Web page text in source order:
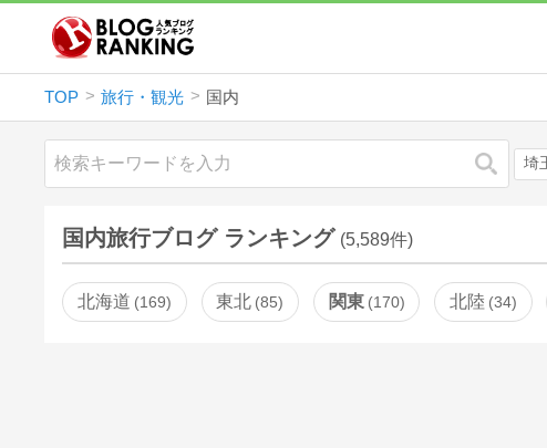
TOP 旅行・観光 国内
検索 埼
国内旅行ブログ ランキング (5,589件)
北海道 169 東北 85 関東 170 北陸 34